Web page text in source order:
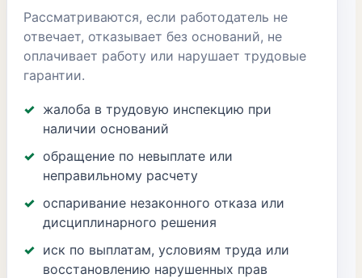
Рассматриваются, если работодатель не
отвечает, отказывает без оснований, не
оплачивает работу или нарушает трудовые
гарантии.
жалоба в трудовую инспекцию при
наличии оснований
обращение по невыплате или
неправильному расчету
оспаривание незаконного отказа или
дисциплинарного решения
иск по выплатам, условиям труда или
восстановлению нарушенных прав